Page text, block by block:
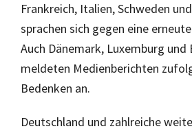
Frankreich, Italien, Schweden
sprachen sich gegen eine
Auch Dänemark, Luxemburg und
meldeten Medienberichten
Bedenken an.
Deutschland und zahlreiche